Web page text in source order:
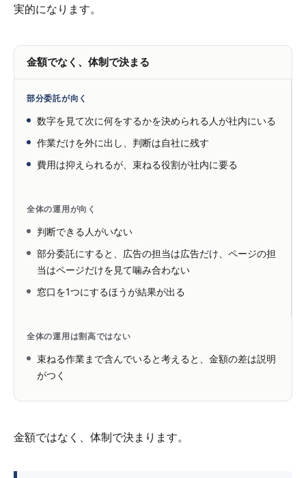
実的になります。
金額でなく、体制で決まる
部分委託が向く
数字を見て次に何をするかを決められる人が社内にいる
作業だけを外に出し、判断は自社に残す
費用は抑えられるが、束ねる役割が社内に要る
全体の運用が向く
判断できる人がいない
部分委託にすると、広告の担当は広告だけ、ページの担
当はページだけを見て噛み合わない
窓口を1つにするほうが結果が出る
全体の運用は割高ではない
束ねる作業まで含んでいると考えると、金額の差は説明
がつく
金額ではなく、体制で決まります。